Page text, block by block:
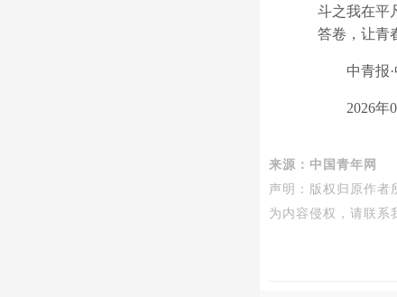
斗之我在平
答卷，让青
中青报·
2026年05
来源：中国青年网
声明： 版权归原作者
为 内容侵权，请联系